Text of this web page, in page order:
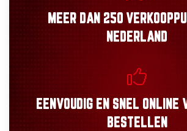
MEER DAN 250
NEDERLAND
EENVOUDIGEN SNEL ONLINE
BESTELLEN